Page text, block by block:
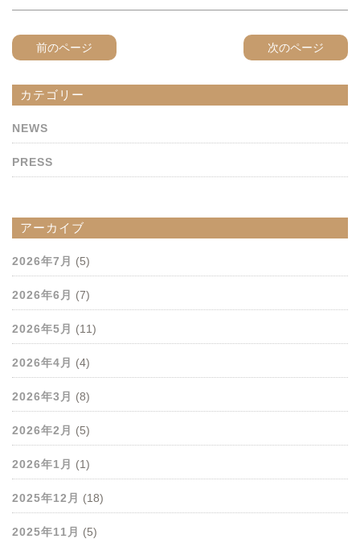
前のページ 次のページ
カテゴリー
NEWS
PRESS
アーカイブ
2026年7月 (5)
2026年6月 (7)
2026年5月 (11)
2026年4月 (4)
2026年3月 (8)
2026年2月 (5)
2026年1月 (1)
2025年12月 (18)
2025年11月 (5)